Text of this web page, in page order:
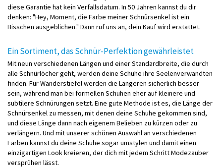
diese Garantie hat kein Verfallsdatum. In 50 Jahren kannst du dir
denken: "Hey, Moment, die Farbe meiner Schnürsenkel ist ein
Bisschen ausgeblichen." Dann ruf uns an, dein Kauf wird erstattet.
Ein Sortiment, das Schnür-Perfektion gewährleistet
Mit neun verschiedenen Längen und einer Standardbreite, die durch
alle Schnürlöcher geht, werden deine Schuhe ihre Seelenverwandten
finden. Für Wanderstiefel werden die Längeren sicherlich besser
sein, während man bei formellen Schuhen eher auf kleinere und
subtilere Schnürungen setzt. Eine gute Methode ist es, die Länge der
Schnürsenkel zu messen, mit denen deine Schuhe gekommen sind,
und diese Länge dann nach eigenem Belieben zu kürzen oder zu
verlängern. Und mit unserer schönen Auswahl an verschiedenen
Farben kannst du deine Schuhe sogar umstylen und damit einen
einzigartigen Look kreieren, der dich mit jedem Schritt Modezauber
versprühen lässt.